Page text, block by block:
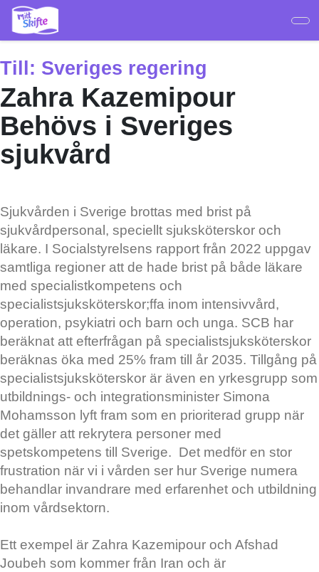
Hoppa
huvudinnehåll
Till: Sveriges regering
Zahra Kazemipour
Behövs i Sveriges
sjukvård
Sjukvården i Sverige brottas med brist på
sjukvårdpersonal, speciellt sjuksköterskor och
läkare. I Socialstyrelsens rapport från 2022 uppgav
samtliga regioner att de hade brist på både läkare
med specialistkompetens och
specialistsjuksköterskor;ffa inom intensivvård,
operation, psykiatri och barn och unga. SCB har
beräknat att efterfrågan på specialistsjuksköterskor
beräknas öka med 25% fram till år 2035. Tillgång på
specialistsjuksköterskor är även en yrkesgrupp som
utbildnings- och integrationsminister Simona
Mohamsson lyft fram som en prioriterad grupp när
det gäller att rekrytera personer med
spetskompetens till Sverige. Det medför en stor
frustration när vi i vården ser hur Sverige numera
behandlar invandrare med erfarenhet och utbildning
inom vårdsektorn.
Ett exempel är Zahra Kazemipour och Afshad
Joubeh som kommer från Iran och är